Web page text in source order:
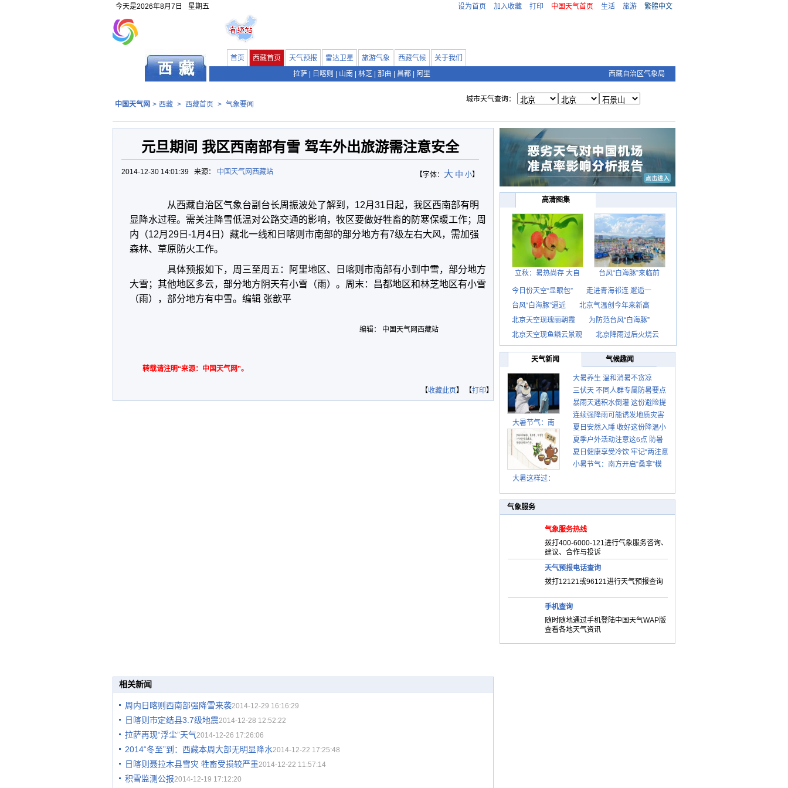
今天是2026年8月7日 星期五 设为首页 加入收藏 打印 中国天气首页 生活 旅游 繁體中文
首页 西藏首页 天气预报 雷达卫星 旅游气象 西藏气候
关于我们
拉萨
日喀则 山南 林芝 那曲 昌都 阿里 西藏自治区气象局
中国天气网 > 西藏 > 西藏首页 > 气象要闻
城市天气查询：
元旦期间 我区西南部有雪 驾车外出旅游需注意安全
【字体： 大 中 小】
2014-12-30 14:01:39 来源： 中国天气网西藏站
从西藏自治区气象台副台长周振波处了解到，12月31日起，我区西南部有明
显降水过程。需关注降雪低温对公路交通的影响，牧区要做好牲畜的防寒保暖工作；周
内（12月29日-1月4日）藏北一线和日喀则市南部的部分地方有7级左右大风，需加强
森林、草原防火工作。
具体预报如下，周三至周五：阿里地区、日喀则市南部有小到中雪，部分地方
大雪；其他地区多云，部分地方阴天有小雪（雨）。周末：昌都地区和林芝地区有小雪
（雨），部分地方有中雪。编辑 张歆平
编辑： 中国天气网西藏站
转载请注明“来源：中国天气网”。
【收藏此页】 【打印】
相关新闻
周内日喀则西南部强降雪来袭2014-12-29 16:16:29
日喀则市定结县3.7级地震2014-12-28 12:52:22
拉萨再现“浮尘”天气2014-12-26 17:26:06
2014“冬至”到：西藏本周大部无明显降水2014-12-22 17:25:48
日喀则聂拉木县雪灾 牲畜受损较严重2014-12-22 11:57:14
积雪监测公报2014-12-19 17:12:20
高清图集
立秋：暑热尚存 大自 台风“白海豚”来临前
今日份天空“显眼包”
走进青海祁连 邂逅一
台风“白海豚”逼近
北京气温创今年来新高
北京天空现瑰丽朝霞
为防范台风“白海豚”
北京天空现鱼鳞云景观
北京降雨过后火烧云
天气新闻
气候趣闻
大暑节气：南
大暑这样过：
大暑养生 温和消暑不贪凉
三伏天 不同人群专属防暑要点
请收好
暴雨天遇积水倒灌 这份避险提
示请收好
连续强降雨可能诱发地质灾害
这些前兆要知道
夏日安然入睡 收好这份降温小
贴士
夏季户外活动注意这6点 防暑
健身两不误
夏日健康享受冷饮 牢记“两注意
一控制”
小暑节气：南方开启“桑拿”模
气象服务
气象服务热线
拨打400-6000-121进行气象服务咨询、
建议、合作与投诉
天气预报电话查询
拨打12121或96121进行天气预报查询
手机查询
随时随地通过手机登陆中国天气WAP版
查看各地天气资讯